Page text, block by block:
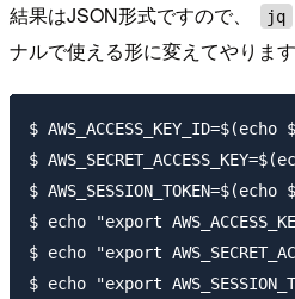
結果はJSON形式ですので、 jq
ナルで使える形に変えてやります
$
$
$
$ echo "export
$ echo "export